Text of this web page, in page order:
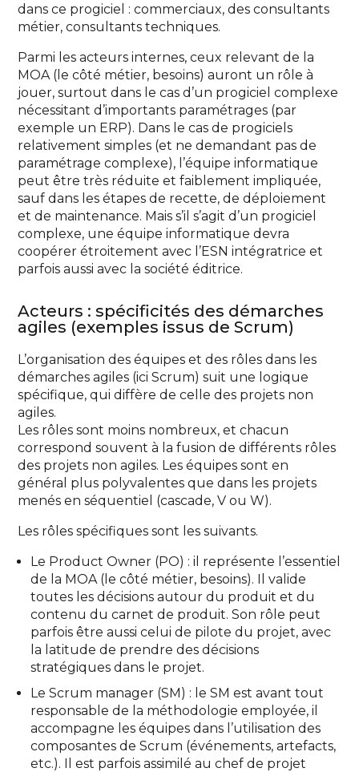
dans ce progiciel : commerciaux, des consultants
métier, consultants techniques.
Parmi les acteurs internes, ceux relevant de la
MOA (le côté métier, besoins) auront un rôle à
jouer, surtout dans le cas d’un progiciel complexe
nécessitant d’importants paramétrages (par
exemple un ERP). Dans le cas de progiciels
relativement simples (et ne demandant pas de
paramétrage complexe), l’équipe informatique
peut être très réduite et faiblement impliquée,
sauf dans les étapes de recette, de déploiement
et de maintenance. Mais s’il s’agit d’un progiciel
complexe, une équipe informatique devra
coopérer étroitement avec l’ESN intégratrice et
parfois aussi avec la société éditrice.
Acteurs : spécificités des démarches
agiles (exemples issus de Scrum)
L’organisation des équipes et des rôles dans les
démarches agiles (ici Scrum) suit une logique
spécifique, qui diffère de celle des projets non
agiles.
Les rôles sont moins nombreux, et chacun
correspond souvent à la fusion de différents rôles
des projets non agiles. Les équipes sont en
général plus polyvalentes que dans les projets
menés en séquentiel (cascade, V ou W).
Les rôles spécifiques sont les suivants.
Le Product Owner (PO) : il représente l’essentiel
de la MOA (le côté métier, besoins). Il valide
toutes les décisions autour du produit et du
contenu du carnet de produit. Son rôle peut
parfois être aussi celui de pilote du projet, avec
la latitude de prendre des décisions
stratégiques dans le projet.
Le Scrum manager (SM) : le SM est avant tout
responsable de la méthodologie employée, il
accompagne les équipes dans l’utilisation des
composantes de Scrum (événements, artefacts,
etc.). Il est parfois assimilé au chef de projet